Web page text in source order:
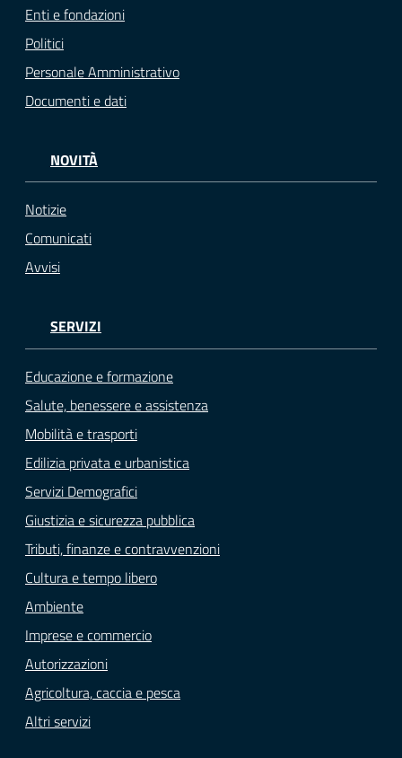
Enti e fondazioni
Politici
Personale Amministrativo
Documenti e dati
NOVITÀ
Notizie
Comunicati
Avvisi
SERVIZI
Educazione e formazione
Salute, benessere e assistenza
Mobilità e trasporti
Edilizia privata e urbanistica
Servizi Demografici
Giustizia e sicurezza pubblica
Tributi, finanze e contravvenzioni
Cultura e tempo libero
Ambiente
Imprese e commercio
Autorizzazioni
Agricoltura, caccia e pesca
Altri servizi